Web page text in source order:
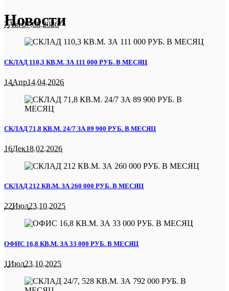
Новости
7Авг07.08.2026
СКЛАД 110,3 КВ.М. ЗА 111 000 РУБ. В МЕСЯЦ
14Апр14.04.2026
СКЛАД 71,8 КВ.М. 24/7 ЗА 89 900 РУБ. В МЕСЯЦ
16Дек18.02.2026
СКЛАД 212 КВ.М. ЗА 260 000 РУБ. В МЕСЯЦ
22Июл23.10.2025
ОФИС 16,8 КВ.М. ЗА 33 000 РУБ. В МЕСЯЦ
1Июл23.10.2025